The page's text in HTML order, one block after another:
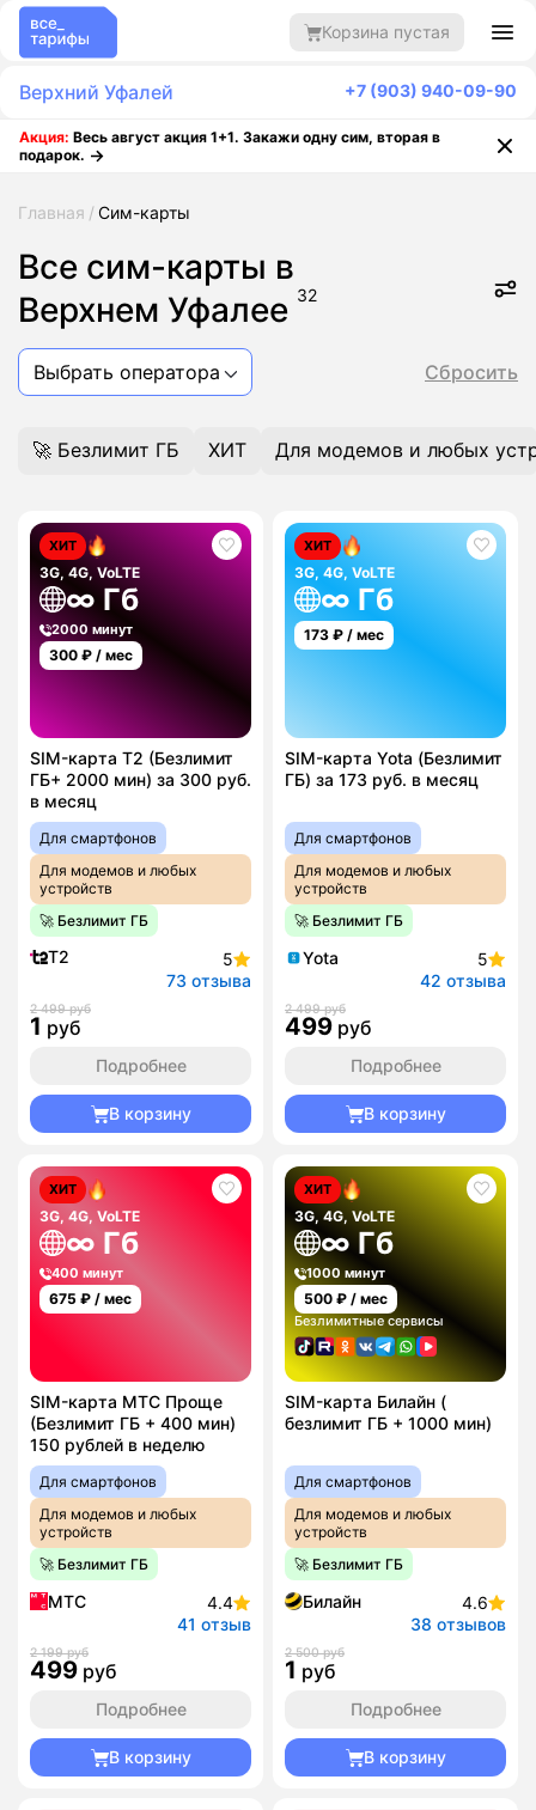
Корзина пустая
Верхний Уфалей +7 (903) 940-09-90
Акция: Весь август акция 1+1. Закажи одну сим, вторая в
подарок.
Главная Сим-карты
Все сим-карты в
Верхнем Уфалее 32
Выбрать оператора Сбросить
🚀 Безлимит ГБ ХИТ Для модемов и любых
ХИТ
3G, 4G, VoLTE
∞ Гб
2000 минут
300 ₽ / мес
SIM-карта T2 (Безлимит
ГБ+ 2000 мин) за 300 руб.
в месяц
Для смартфонов
Для модемов и любых
устройств
🚀 Безлимит ГБ
T2
5
73 отзыва
2 499 руб
1 руб
Подробнее
В корзину
ХИТ
3G, 4G, VoLTE
∞ Гб
173 ₽ / мес
SIM-карта Yota (Безлимит
ГБ) за 173 руб. в месяц
Для смартфонов
Для модемов и любых
устройств
🚀 Безлимит ГБ
Yota
5
42 отзыва
2 499 руб
499 руб
Подробнее
В корзину
ХИТ
3G, 4G, VoLTE
∞ Гб
400 минут
675 ₽ / мес
SIM-карта МТС Проще
(Безлимит ГБ + 400 мин)
150 рублей в неделю
Для смартфонов
Для модемов и любых
устройств
🚀 Безлимит ГБ
МТС
4.4
41 отзыв
2 199 руб
499 руб
Подробнее
В корзину
ХИТ
3G, 4G, VoLTE
∞ Гб
1000 минут
500 ₽ / мес
Безлимитные сервисы
SIM-карта Билайн (
безлимит ГБ + 1000 мин)
Для смартфонов
Для модемов и любых
устройств
🚀 Безлимит ГБ
Билайн
4.6
38 отзывов
2 500 руб
1 руб
Подробнее
В корзину